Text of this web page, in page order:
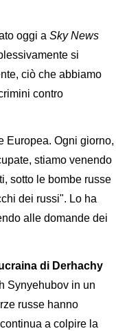
oggi a Sky News
si
ciò che abbiamo
contro
Europea. Ogni giorno,
stiamo venendo
sotto le bombe russe
dei russi". Lo ha
alle domande dei
di Derhachy
Synyehubov in un
russe hanno
a colpire la